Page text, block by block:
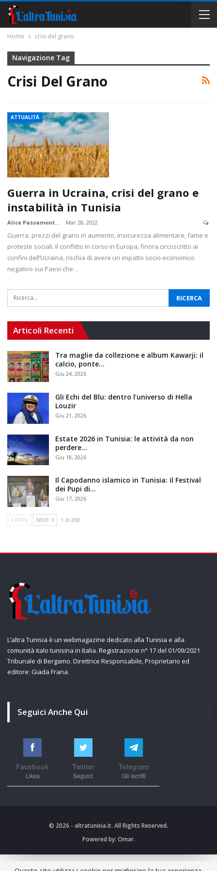
Home crisi del grano
Navigazione Tag
Crisi Del Grano
ATTUALITÀ
Guerra in Ucraina, crisi del grano e
instabilità in Tunisia
Alice Passamonti Mar 28, 2022
Guerra, prezzi del grano in aumento, insicurezza alimentare, fame e
proteste sociali. Il conflitto in corso in Europa, finora circoscritto ai
confini dell’Ucraina, rischia di avere un impatto socio-economico
negativo sui Paesi che…
Articoli Recenti
Tra maglie da collezione e album Kawarji: il
calcio, ponte…
Giu 24, 2026
Gli Echi del Blu: dentro l’universo di Hella
Louzir
Giu 21, 2026
Estate 2026 in Tunisia: le attività da non
perdere…
Giu 18, 2026
Il Capodanno islamico in Tunisia: il Festival
dei Pupi di…
Giu 17, 2026
PREV NEXT 1 di 298
L’altra Tunisia è un webmagazine dedicato alla Tunisia e alla
comunità italo tunisina in Italia. Registrazione n° 17 del 01/09/2021
Tribunale di Bergamo. Direttrice Responsabile, Proprietario ed
editore: Giada Frana.
Seguici Anche Qui
Facebook
Likes
Twitter
Seguici
Telegram
Gli iscritti
© 2026 - altratunisia.it. All Rights Reserved.
Powered by: Omar.